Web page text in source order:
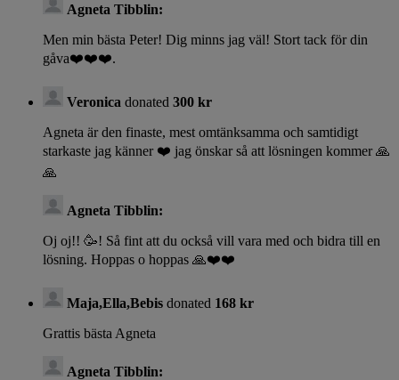
Agneta Tibblin:
Men min bästa Peter! Dig minns jag väl! Stort tack för din
gåva❤️❤️❤️.
Veronica donated 300 kr
Agneta är den finaste, mest omtänksamma och samtidigt
starkaste jag känner ❤️ jag önskar så att lösningen kommer 🙏
🙏
Agneta Tibblin:
Oj oj!! 🥳! Så fint att du också vill vara med och bidra till en
lösning. Hoppas o hoppas 🙏❤️❤️
Maja,Ella,Bebis donated 168 kr
Grattis bästa Agneta
Agneta Tibblin: